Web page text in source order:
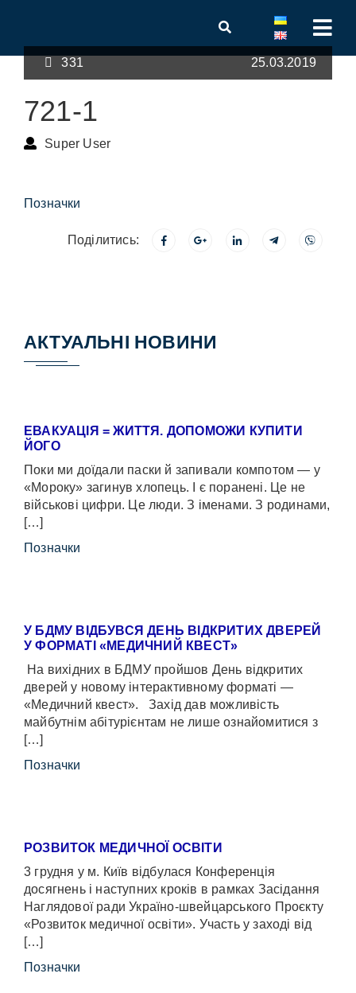
331 25.03.2019
721-1
Super User
Позначки
Поділитись:
АКТУАЛЬНІ НОВИНИ
ЕВАКУАЦІЯ = ЖИТТЯ. ДОПОМОЖИ КУПИТИ
ЙОГО
Поки ми доїдали паски й запивали компотом — у
«Мороку» загинув хлопець. І є поранені. Це не
військові цифри. Це люди. З іменами. З родинами,
[…]
Позначки
У БДМУ ВІДБУВСЯ ДЕНЬ ВІДКРИТИХ ДВЕРЕЙ
У ФОРМАТІ «МЕДИЧНИЙ КВЕСТ»
На вихідних в БДМУ пройшов День відкритих
дверей у новому інтерактивному форматі —
«Медичний квест». Захід дав можливість
майбутнім абітурієнтам не лише ознайомитися з
[…]
Позначки
РОЗВИТОК МЕДИЧНОЇ ОСВІТИ
3 грудня у м. Київ відбулася Конференція
досягнень і наступних кроків в рамках Засідання
Наглядової ради Україно-швейцарського Проєкту
«Розвиток медичної освіти». Участь у заході від
[…]
Позначки